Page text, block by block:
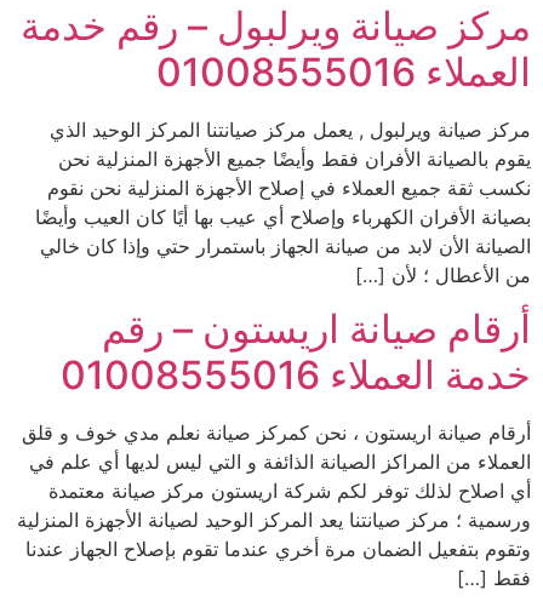
مركز صيانة ويرلبول – رقم خدمة
العملاء 01008555016
مركز صيانة ويرلبول , يعمل مركز صيانتنا المركز الوحيد الذي
يقوم بالصيانة الأفران فقط وأيضًا جميع الأجهزة المنزلية نحن
نكسب ثقة جميع العملاء في إصلاح الأجهزة المنزلية نحن نقوم
بصيانة الأفران الكهرباء وإصلاح أي عيب بها أيًا كان العيب وأيضًا
الصيانة الأن لابد من صيانة الجهاز باستمرار حتي وإذا كان خالي
من الأعطال ؛ لأن […]
أرقام صيانة اريستون – رقم
خدمة العملاء 01008555016
أرقام صيانة اريستون ، نحن كمركز صيانة نعلم مدي خوف و قلق
العملاء من المراكز الصيانة الذائفة و التي ليس لديها أي علم في
أي اصلاح لذلك توفر لكم شركة اريستون مركز صيانة معتمدة
ورسمية ؛ مركز صيانتنا يعد المركز الوحيد لصيانة الأجهزة المنزلية
وتقوم بتفعيل الضمان مرة أخري عندما تقوم بإصلاح الجهاز عندنا
فقط […]